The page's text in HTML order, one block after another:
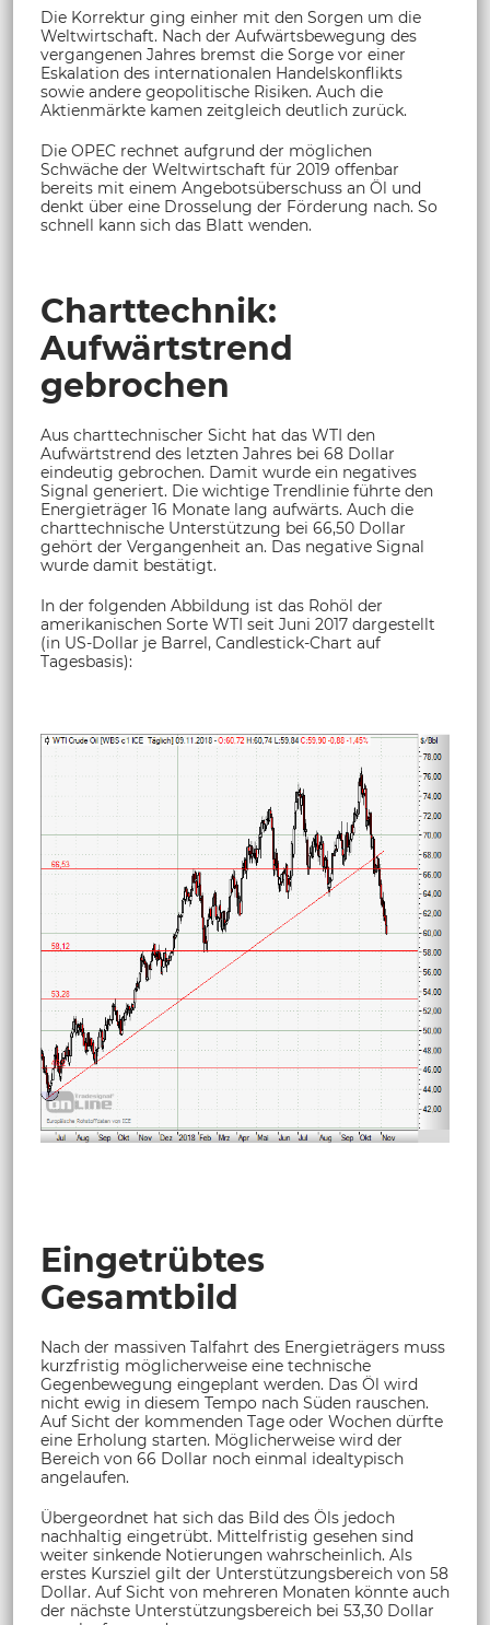
Die Korrektur ging einher mit den Sorgen um die
Weltwirtschaft. Nach der Aufwärtsbewegung des
vergangenen Jahres bremst die Sorge vor einer
Eskalation des internationalen Handelskonflikts
sowie andere geopolitische Risiken. Auch die
Aktienmärkte kamen zeitgleich deutlich zurück.
Die OPEC rechnet aufgrund der möglichen
Schwäche der Weltwirtschaft für 2019 offenbar
bereits mit einem Angebotsüberschuss an Öl und
denkt über eine Drosselung der Förderung nach. So
schnell kann sich das Blatt wenden.
Charttechnik:
Aufwärtstrend
gebrochen
Aus charttechnischer Sicht hat das WTI den
Aufwärtstrend des letzten Jahres bei 68 Dollar
eindeutig gebrochen. Damit wurde ein negatives
Signal generiert. Die wichtige Trendlinie führte den
Energieträger 16 Monate lang aufwärts. Auch die
charttechnische Unterstützung bei 66,50 Dollar
gehört der Vergangenheit an. Das negative Signal
wurde damit bestätigt.
In der folgenden Abbildung ist das Rohöl der
amerikanischen Sorte WTI seit Juni 2017 dargestellt
(in US-Dollar je Barrel, Candlestick-Chart auf
Tagesbasis):
Eingetrübtes
Gesamtbild
Nach der massiven Talfahrt des Energieträgers muss
kurzfristig möglicherweise eine technische
Gegenbewegung eingeplant werden. Das Öl wird
nicht ewig in diesem Tempo nach Süden rauschen.
Auf Sicht der kommenden Tage oder Wochen dürfte
eine Erholung starten. Möglicherweise wird der
Bereich von 66 Dollar noch einmal idealtypisch
angelaufen.
Übergeordnet hat sich das Bild des Öls jedoch
nachhaltig eingetrübt. Mittelfristig gesehen sind
weiter sinkende Notierungen wahrscheinlich. Als
erstes Kursziel gilt der Unterstützungsbereich von 58
Dollar. Auf Sicht von mehreren Monaten könnte auch
der nächste Unterstützungsbereich bei 53,30 Dollar